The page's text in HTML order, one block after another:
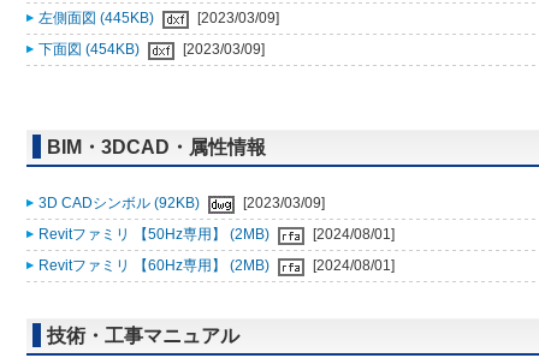
左側面図 (445KB)
[2023/03/09]
下面図 (454KB)
[2023/03/09]
BIM・3DCAD・属性情報
3D CADシンボル (92KB)
[2023/03/09]
Revitファミリ 【50Hz専用】 (2MB)
[2024/08/01]
Revitファミリ 【60Hz専用】 (2MB)
[2024/08/01]
技術・工事マニュアル